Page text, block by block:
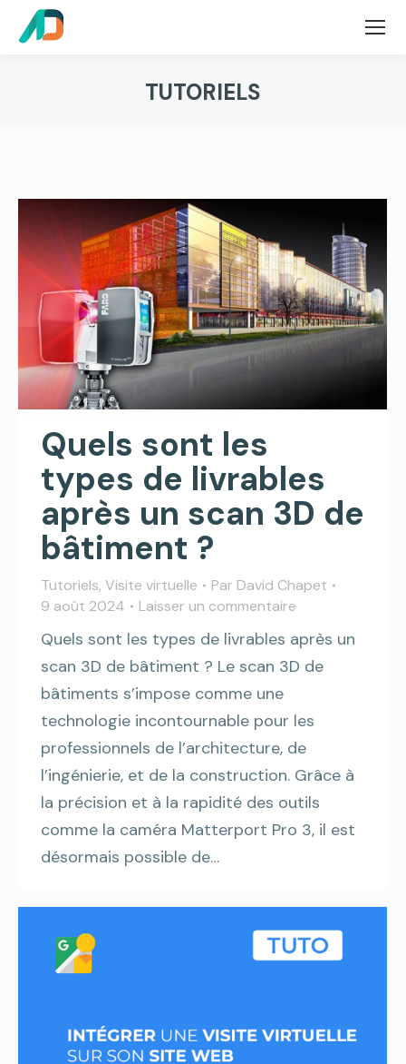
TUTORIELS
Quels sont les
types de livrables
après un scan 3D de
bâtiment ?
Tutoriels, Visite virtuelle Par David Chapet
9 août 2024
Laisser un commentaire
Quels sont les types de livrables après un
scan 3D de bâtiment ? Le scan 3D de
bâtiments s’impose comme une
technologie incontournable pour les
professionnels de l’architecture, de
l’ingénierie, et de la construction. Grâce à
la précision et à la rapidité des outils
comme la caméra Matterport Pro 3, il est
désormais possible de…